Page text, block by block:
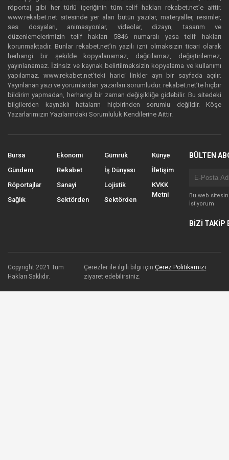
röportaj gibi her türlü içeriğinin tüm telif hakları rekabet.net’e aittir.
www.rekabet.net sitesinde yer alan bütün yazılar, materyaller, resimler,
ses dosyaları, animasyonlar, videolar, dizayn, tasarım ve
düzenlemelerimizin telif hakları 5846 numaralı yasa telif hakları
korunmaktadır. Bunlar rekabet.net’in yazılı izni olmaksızın ticari olarak
herhangi bir şekilde kopyalanamaz, dağıtılamaz, değiştirilemez,
yayınlanamaz. İzinsiz ve kaynak belirtilmeksizin kopyalama ve kullanımı
yapılamaz. www.rekabet.net’teki harici linkler ayrı bir sayfada açılır.
Yayınlanan yazı ve yorumlardan yazarları sorumludur. rekabet.net’te hiçbir
bildirim yapmadan, herhangi bir zaman değişikliğe gidebilir. Bu sitedeki
bilgilerden kaynaklı hataların hiçbirinden sorumlu değildir. Köşe
Yazarlarımızın Yazılarındaki Sorumluluk Kendilerine Aittir.
Bursa
Gündem
Röportajlar
Sağlık
Ekonomi
Rekabet
Sanayi
Sektörden
Gümrük
İş Dünyası
Lojistik
Sektörden
Künye
İletişim
KVKK
Metni
BÜLTEN
Bu web
İstiyorum
BİZİ TAKİP
Copyright 2021 Tüm
Hakları Saklıdır.
Çerezler ile ilgili bilgi içinÇerez Politikamızı
ziyaret edebilirsiniz.